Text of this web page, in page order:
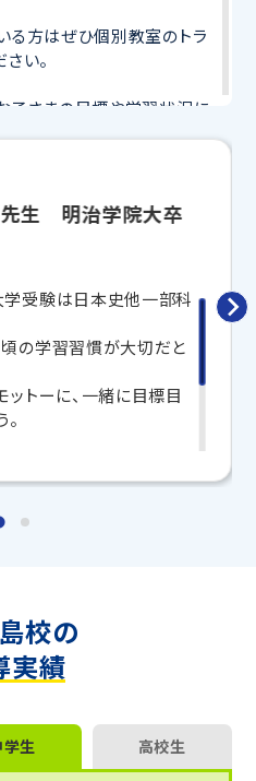
る方はぜひ個別教室のトラ
い。
子さまの目標や学習状況に
良く成績アップを目指せま
きる
「自習スペース」 や主
一番成長できる夏にしよ
、学習相談、教室見学は
田 裕朋
生 明治学院大卒
学受験は日本史他一部科
の学習習慣が大切だと
ットーに、一緒に目標目
屋代高校、長野西高校、
野日本大学中、長野市立
校の
実績
学生 高校生